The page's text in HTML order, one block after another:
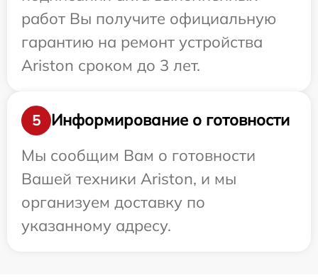
работ Вы получите официальную
гарантию на ремонт устройства
Ariston сроком до 3 лет.
5
Информирование о готовности
Мы сообщим Вам о готовности
Вашей техники Ariston, и мы
организуем доставку по
указанному адресу.